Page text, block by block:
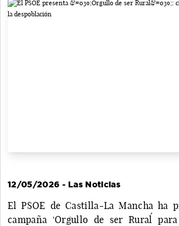
12/05/2026 - Las Noticias
El PSOE de Castilla-La Mancha ha
campaña 'Orgullo de ser Rural´